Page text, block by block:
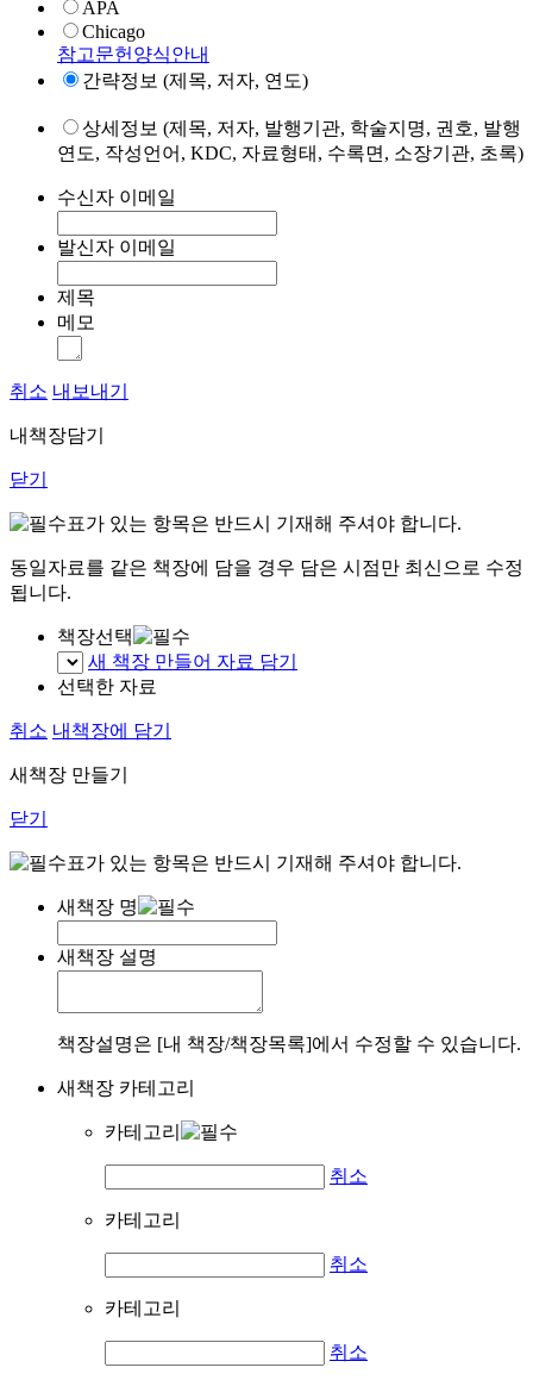
APA
Chicago
참고문헌양식안내
간략정보 (제목, 저자, 연도)
상세정보 (제목, 저자, 발행기관, 학술지명, 권호, 발행
연도, 작성언어, KDC, 자료형태, 수록면, 소장기관, 초록)
수신자 이메일
발신자 이메일
제목
메모
취소 내보내기
내책장담기
닫기
표가 있는 항목은 반드시 기재해 주셔야 합니다.
동일자료를 같은 책장에 담을 경우 담은 시점만 최신으로 수정
됩니다.
책장선택
새 책장 만들어 자료 담기
선택한 자료
취소 내책장에 담기
새책장 만들기
닫기
표가 있는 항목은 반드시 기재해 주셔야 합니다.
새책장 명
새책장 설명
책장설명은 [내 책장/책장목록]에서 수정할 수 있습니다.
새책장 카테고리
카테고리
취소
카테고리
취소
카테고리
취소